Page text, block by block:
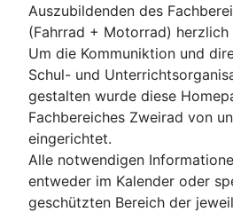
Auszubildenden des
(Fahrrad + Motorrad) herzlich
Um die Kommuniktion und
Schul- und
gestalten wurde diese
Fachbereiches Zweirad von
eingerichtet.
Alle notwendigen
entweder im Kalender oder
geschützten Bereich der